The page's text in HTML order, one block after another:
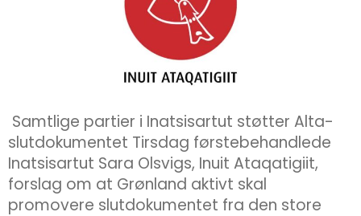
Samtlige partier i Inatsisartut støtter Alta-
slutdokumentet Tirsdag førstebehandlede
Inatsisartut Sara Olsvigs, Inuit Ataqatigiit,
forslag om at Grønland aktivt skal
promovere slutdokumentet fra den store